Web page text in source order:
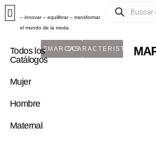
– innovar – equilibrar – transformar
el mundo de la moda
Todos los
Catálogos
Mujer
Hombre
Maternal
MARCASCARACTERISTICA